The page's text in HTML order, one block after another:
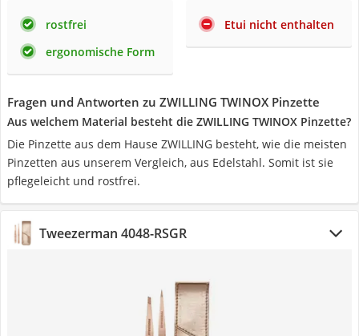
rostfrei
ergonomische Form
Etui nicht enthalten
Fragen und Antworten zu ZWILLING TWINOX Pinzette
Aus welchem Material besteht die ZWILLING TWINOX Pinzette?
Die Pinzette aus dem Hause ZWILLING besteht, wie die meisten
Pinzetten aus unserem Vergleich, aus Edelstahl. Somit ist sie
pflegeleicht und rostfrei.
Tweezerman 4048-RSGR